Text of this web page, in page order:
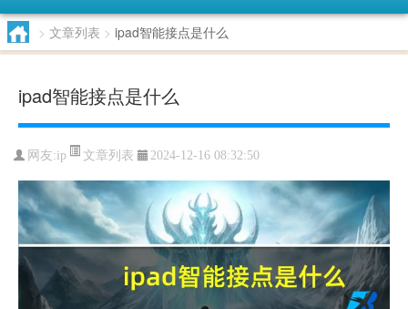
> 文章列表 > ipad智能接点是什么
ipad智能接点是什么
网友:ip 文章列表 2024-12-16 08:32:50